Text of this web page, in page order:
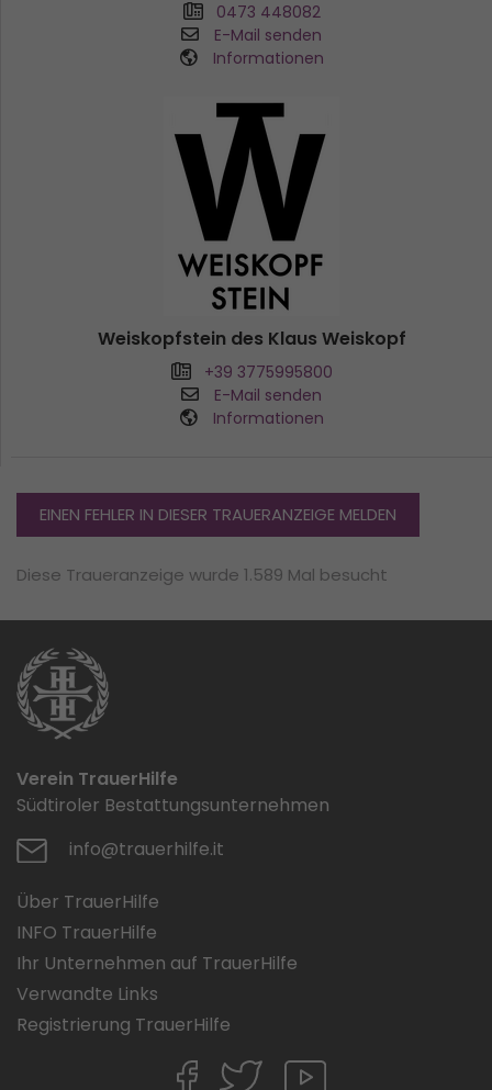
0473 448082
E-Mail senden
Informationen
Weiskopfstein des Klaus Weiskopf
+39 3775995800
E-Mail senden
Informationen
EINEN FEHLER IN DIESER TRAUERANZEIGE MELDEN
Diese Traueranzeige wurde 1.589 Mal besucht
Verein TrauerHilfe
Südtiroler Bestattungsunternehmen
info@trauerhilfe.it
Über TrauerHilfe
INFO TrauerHilfe
Ihr Unternehmen auf TrauerHilfe
Verwandte Links
Registrierung TrauerHilfe